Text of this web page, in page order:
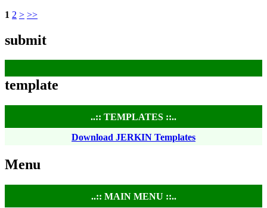
1 2 > >>
submit
template
..:: TEMPLATES ::..
Download JERKIN Templates
Menu
..:: MAIN MENU ::..